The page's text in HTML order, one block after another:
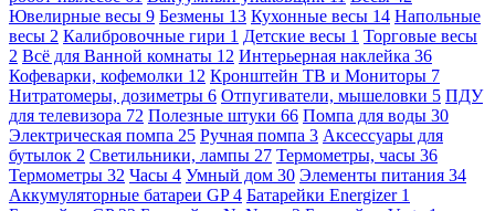
Ювелирные весы 9 Безмены 13 Кухонные весы 14 Напольные
весы 2 Калибровочные гири 1 Детские весы 1 Торговые весы
2 Всё для Ванной комнаты 12 Интерьерная наклейка 36
Кофеварки, кофемолки 12 Кронштейн ТВ и Мониторы 7
Нитратомеры, дозиметры 6 Отпугиватели, мышеловки 5 ПДУ
для телевизора 72 Полезные штуки 66 Помпа для воды 30
Электрическая помпа 25 Ручная помпа 3 Аксессуары для
бутылок 2 Светильники, лампы 27 Термометры, часы 36
Термометры 32 Часы 4 Умный дом 30 Элементы питания 34
Аккумуляторные батареи GP4 Батарейки Energizer 1